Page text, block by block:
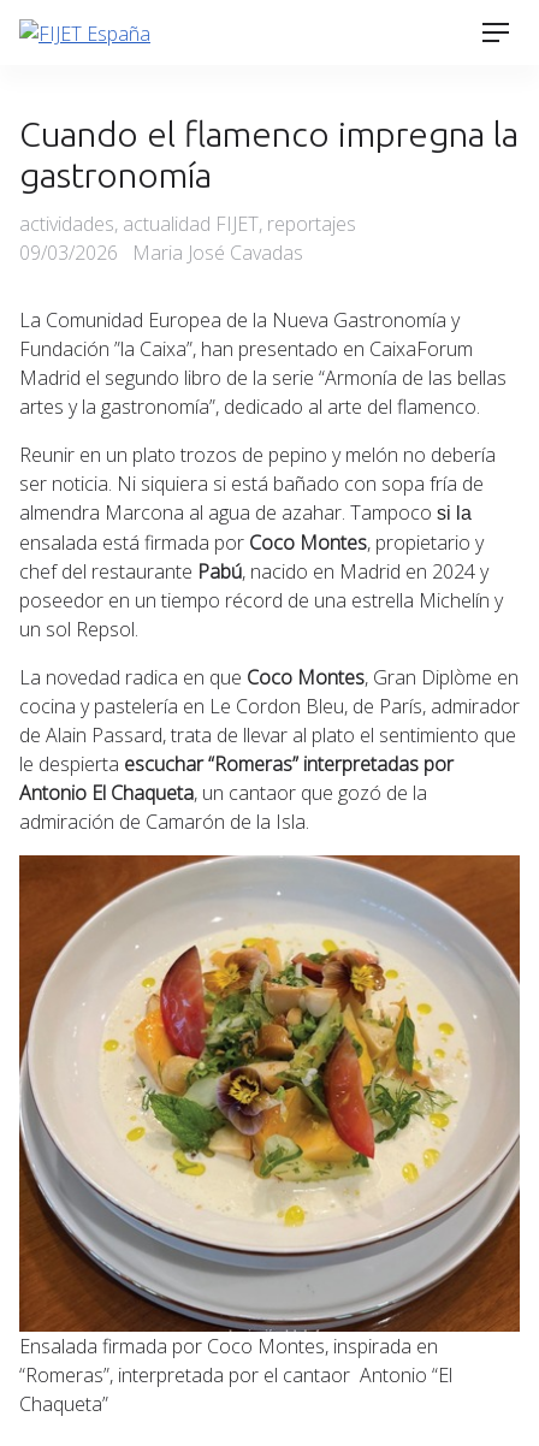
Skip
Cuando el flamenco impregna la
gastronomía
Categories
actividades, actualidad FIJET, reportajes
09/03/2026 Maria José Cavadas
La Comunidad Europea de la Nueva Gastronomía y
Fundación ”la Caixa”, han presentado en CaixaForum
Madrid el segundo libro de la serie “Armonía de las bellas
artes y la gastronomía”, dedicado al arte del flamenco.
Reunir en un plato trozos de pepino y melón no debería
ser noticia. Ni siquiera si está bañado con sopa fría de
almendra Marcona al agua de azahar. Tampoco si la
ensalada está firmada por Coco Montes, propietario y
chef del restaurante Pabú, nacido en Madrid en 2024 y
poseedor en un tiempo récord de una estrella Michelín y
un sol Repsol.
La novedad radica en que Coco Montes, Gran Diplòme en
cocina y pastelería en Le Cordon Bleu, de París, admirador
de Alain Passard, trata de llevar al plato el sentimiento que
le despierta escuchar “Romeras” interpretadas por
Antonio El Chaqueta, un cantaor que gozó de la
admiración de Camarón de la Isla.
Ensalada firmada por Coco Montes, inspirada en
“Romeras”, interpretada por el cantaor Antonio “El
Chaqueta”